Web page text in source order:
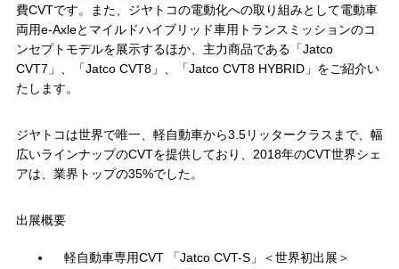
費CVTです。また、ジヤトコの電動化への取り組みとして電動車
両用e-Axleとマイルドハイブリッド車用トランスミッションのコ
ンセプトモデルを展示するほか、主力商品である「Jatco
CVT7」、「Jatco CVT8」、「Jatco CVT8 HYBRID」をご紹介い
たします。
ジヤトコは世界で唯一、軽自動車から3.5リッタークラスまで、幅
広いラインナップのCVTを提供しており、2018年のCVT世界シェ
アは、業界トップの35%でした。
出展概要
軽自動車専用CVT 「Jatco CVT-S」＜世界初出展＞